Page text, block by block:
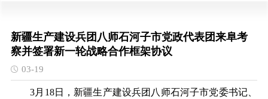
新疆生产建设兵团八师石河子市党政代表团来阜考
察并签署新一轮战略合作框架协议
03-19
3月18日，新疆生产建设兵团八师石河子市党委书记、